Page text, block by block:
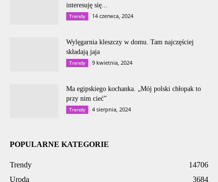
interesuję się...
Trendy 14 czerwca, 2024
Wylęgarnia kleszczy w domu. Tam najczęściej
składają jaja
Trendy 9 kwietnia, 2024
Ma egipskiego kochanka. „Mój polski chłopak to
przy nim cieć”
Trendy 4 sierpnia, 2024
POPULARNE KATEGORIE
Trendy
14706
Uroda
3684